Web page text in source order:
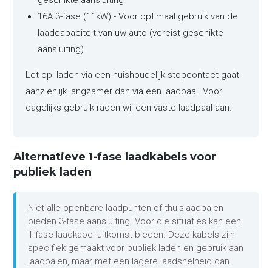
16A 3-fase (11kW) - Voor optimaal gebruik van de
laadcapaciteit van uw auto (vereist geschikte
aansluiting)
Let op: laden via een huishoudelijk stopcontact gaat
aanzienlijk langzamer dan via een laadpaal. Voor
dagelijks gebruik raden wij een vaste laadpaal aan.
Alternatieve 1-fase laadkabels voor
publiek laden
Niet alle openbare laadpunten of thuislaadpalen
bieden 3-fase aansluiting. Voor die situaties kan een
1-fase laadkabel uitkomst bieden. Deze kabels zijn
specifiek gemaakt voor publiek laden en gebruik aan
laadpalen, maar met een lagere laadsnelheid dan